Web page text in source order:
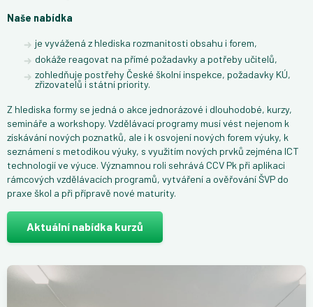
Naše nabídka
je vyvážená z hlediska rozmanitosti obsahu i forem,
dokáže reagovat na přímé požadavky a potřeby učitelů,
zohledňuje postřehy České školní inspekce, požadavky KÚ,
zřizovatelů i státní priority.
Z hlediska formy se jedná o akce jednorázové i dlouhodobé, kurzy,
semináře a workshopy. Vzdělávací programy musí vést nejenom k
získávání nových poznatků, ale i k osvojení nových forem výuky, k
seznámení s metodikou výuky, s využitím nových prvků zejména ICT
technologií ve výuce. Významnou roli sehrává CCV Pk při aplikaci
rámcových vzdělávacích programů, vytváření a ověřování ŠVP do
praxe škol a při přípravě nové maturity.
Aktuální nabídka kurzů